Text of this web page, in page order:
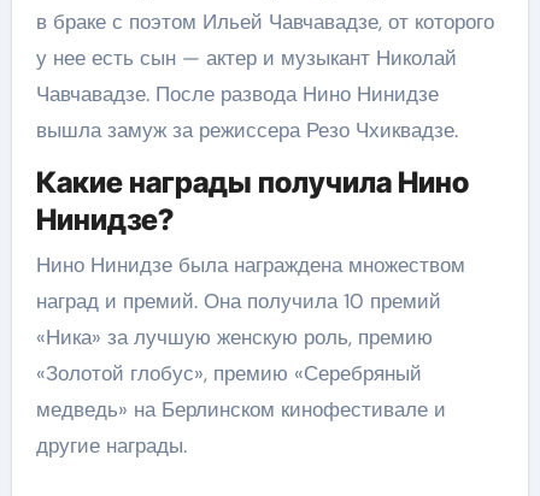
в браке с поэтом Ильей Чавчавадзе, от которого
у нее есть сын — актер и музыкант Николай
Чавчавадзе. После развода Нино Нинидзе
вышла замуж за режиссера Резо Чхиквадзе.
Какие награды получила Нино
Нинидзе?
Нино Нинидзе была награждена множеством
наград и премий. Она получила 10 премий
«Ника» за лучшую женскую роль, премию
«Золотой глобус», премию «Серебряный
медведь» на Берлинском кинофестивале и
другие награды.